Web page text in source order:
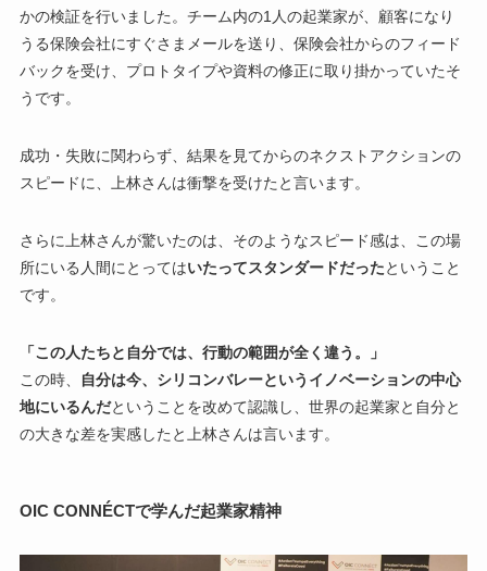
かの検証を行いました。チーム内の1人の起業家が、顧客になり
うる保険会社にすぐさまメールを送り、保険会社からのフィード
バックを受け、プロトタイプや資料の修正に取り掛かっていたそ
うです。
成功・失敗に関わらず、結果を見てからのネクストアクションの
スピードに、上林さんは衝撃を受けたと言います。
さらに上林さんが驚いたのは、そのようなスピード感は、この場
所にいる人間にとってはいたってスタンダードだったということ
です。
「この人たちと自分では、行動の範囲が全く違う。」
この時、
自分は今、シリコンバレーというイノベーションの中心
地にいるんだということを改めて認識し、世界の起業家と自分と
の大きな差を実感したと上林さんは言います。
OIC CONNÉCTで学んだ起業家精神